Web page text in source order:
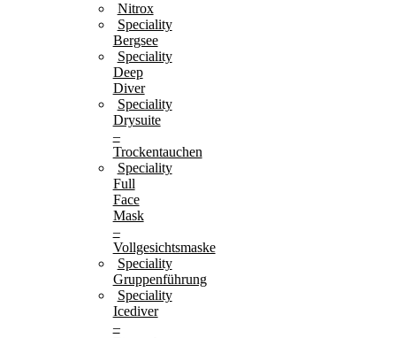
Nitrox
Speciality
Bergsee
Speciality
Deep
Diver
Speciality
Drysuite
–
Trockentauchen
Speciality
Full
Face
Mask
–
Vollgesichtsmaske
Speciality
Gruppenführung
Speciality
Icediver
–